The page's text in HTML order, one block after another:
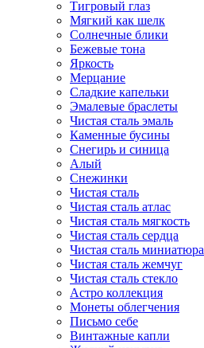
Тигровый глаз
Мягкий как шелк
Солнечные блики
Бежевые тона
Яркость
Мерцание
Сладкие капельки
Эмалевые браслеты
Чистая сталь эмаль
Каменные бусины
Снегирь и синица
Алый
Снежинки
Чистая сталь
Чистая сталь атлас
Чистая сталь мягкость
Чистая сталь сердца
Чистая сталь миниатюра
Чистая сталь жемчуг
Чистая сталь стекло
Астро коллекция
Монеты облегчения
Письмо себе
Винтажные капли